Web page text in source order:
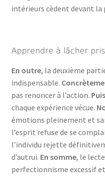
intérieurs cèdent devant la
Apprendre à lâcher
En outre, la deuxième
indispensable.
pas renoncer à l’action. Puis
chaque expérience vécue.
émotions pleinement et
l’esprit refuse de se
l’individu rejette
d’autrui. En somme, le
perfectionnisme excessif